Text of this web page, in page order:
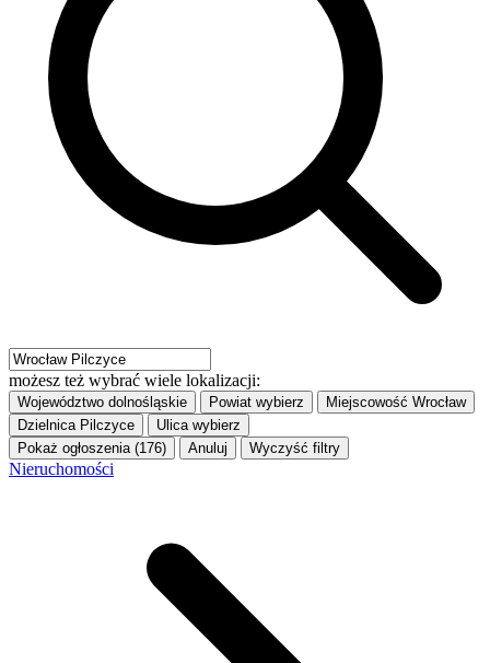
możesz też wybrać wiele lokalizacji:
Województwo dolnośląskie Powiat wybierz Miejscowość Wrocław
Dzielnica Pilczyce Ulica wybierz
Pokaż ogłoszenia (176)
Anuluj Wyczyść filtry
Nieruchomości